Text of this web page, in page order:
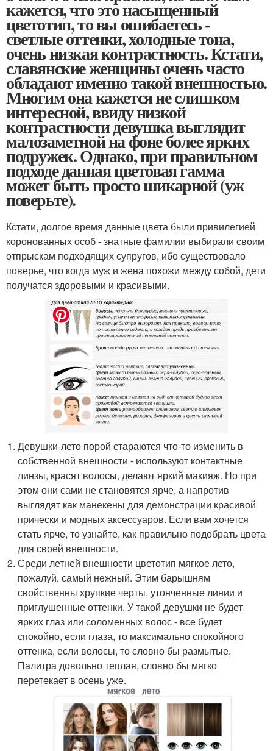
кажется, что это насыщенный
цветотип, то вы ошибаетесь -
светлые оттенки, холодные тона,
очень низкая контрастность. Кстати,
славянские женщины очень часто
обладают именно такой внешностью.
Многим она кажется не слишком
интересной, ввиду низкой
контрастности девушка выглядит
малозаметной на фоне более ярких
подружек. Однако, при правильном
подходе данная цветовая гамма
может быть просто шикарной (уж
поверьте).
Кстати, долгое время данные цвета были привилегией
коронованных особ - знатные фамилии выбирали своим
отпрыскам подходящих супругов, ибо существовало
поверье, что когда муж и жена похожи между собой, дети
получатся здоровыми и красивыми.
Девушки-лето порой стараются что-то изменить в
собственной внешности - используют контактные
линзы, красят волосы, делают яркий макияж. Но при
этом они сами не становятся ярче, а напротив
выглядят как манекены для демонстрации красивой
прически и модных аксессуаров. Если вам хочется
стать ярче, то узнайте, как правильно подобрать цвета
для своей внешности.
Среди летней внешности цветотип мягкое лето,
пожалуй, самый нежный. Этим барышням
свойственны хрупкие черты, утонченные линии и
приглушенные оттенки. У такой девушки не будет
ярких глаз или соломенных волос - все будет
спокойно, если глаза, то максимально спокойного
оттенка, если волосы, то словно бы размытые.
Палитра довольно теплая, словно бы мягко
перетекает в осень уже.